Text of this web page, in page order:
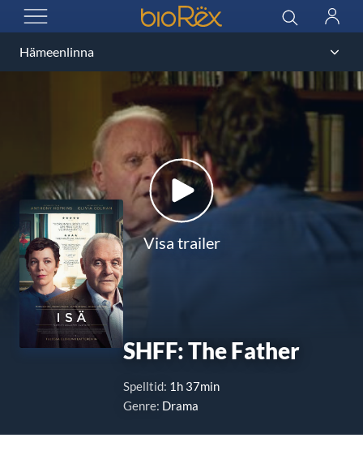
ÖPPNA MENYN
BioRex Cinemas Sök
Logga
Visa trailer
SHFF: The Father
Spelltid: 1h 37min
Genre: Drama